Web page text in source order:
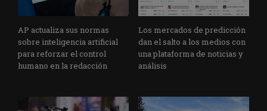
AP actualiza sus normas
sobre inteligencia artificial
para reforzar el control
humano en la redacción
Los mercados de predicción
dan el salto a los medios con
una plataforma de noticias y
análisis